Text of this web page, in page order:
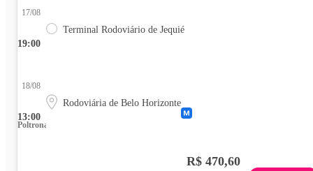
19:00
17/08
Terminal Rodoviário de Jequié
13:00
18/08
Rodoviária de Belo Horizonte
Poltrona
R$ 470,60